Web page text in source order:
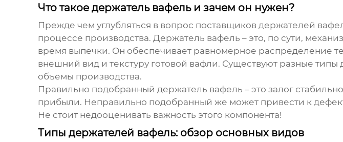
Что такое держатель вафель и зачем он нужен?
Прежде чем углубляться в вопрос поставщиков держателей
процессе производства. Держатель вафель – это, по сути,
время выпечки. Он обеспечивает равномерное распределение
внешний вид и текстуру готовой вафли. Существуют разные
объемы производства.
Правильно подобранный держатель вафель – это залог
прибыли. Неправильно подобранный же может привести к
Не стоит недооценивать важность этого компонента!
Типы держателей вафель: обзор основных видов